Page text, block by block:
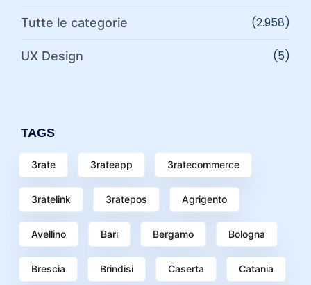
Tutte le categorie (2.958)
UX Design (5)
TAGS
3rate 3rateapp 3ratecommerce
3ratelink 3ratepos Agrigento
Avellino Bari Bergamo Bologna
Brescia Brindisi Caserta Catania